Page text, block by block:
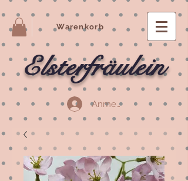
Warenkorb
Elsterfräulein
Anmelden